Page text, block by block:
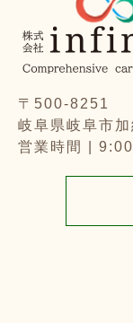
〒500-8251
岐阜県岐阜市
営業時間 |